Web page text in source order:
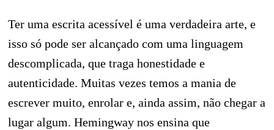
Ter uma escrita acessível é uma verdadeira arte, e
isso só pode ser alcançado com uma linguagem
descomplicada, que traga honestidade e
autenticidade. Muitas vezes temos a mania de
escrever muito, enrolar e, ainda assim, não chegar a
lugar algum. Hemingway nos ensina que